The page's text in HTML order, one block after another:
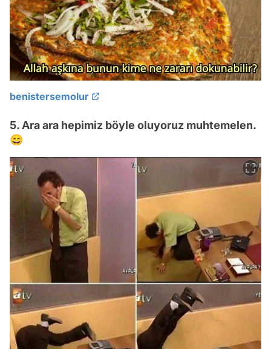
benistersemolur
5. Ara ara hepimiz böyle oluyoruz muhtemelen.
😄